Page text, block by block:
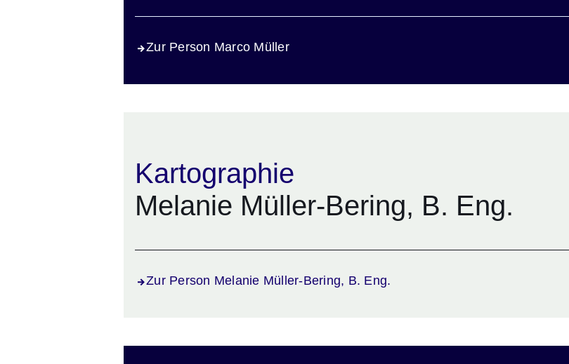
Zur Person Marco Müller
Kartographie
Melanie Müller-Bering, B. Eng.
Zur Person Melanie Müller-Bering, B. Eng.